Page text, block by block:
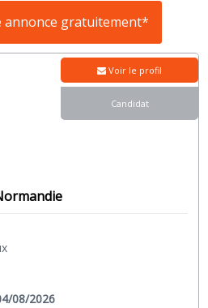
annonce gratuitement*
08/2026
Voir le profil
Candidat